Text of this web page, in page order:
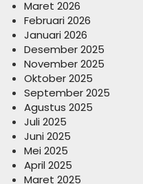
Maret 2026
Februari 2026
Januari 2026
Desember 2025
November 2025
Oktober 2025
September 2025
Agustus 2025
Juli 2025
Juni 2025
Mei 2025
April 2025
Maret 2025